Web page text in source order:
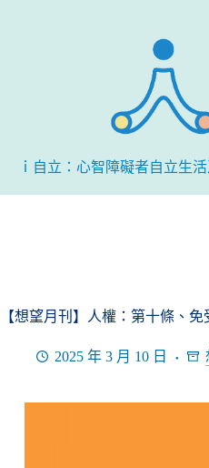
ｉ自立：心智障礙者自立生
【想望月刊】人權：第十條、
2025 年 3 月 10 日